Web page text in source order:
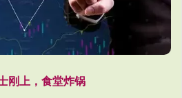
刚上，食堂炸锅